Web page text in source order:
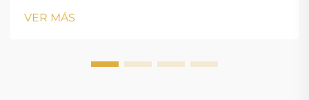
margin-bottom: 18px; font-size: 20px !important; font-
w...
VER MÁS